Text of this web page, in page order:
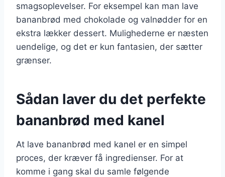
smagsoplevelser. For eksempel kan man lave
bananbrød med chokolade og valnødder for en
ekstra lækker dessert. Mulighederne er næsten
uendelige, og det er kun fantasien, der sætter
grænser.
Sådan laver du det perfekte
bananbrød med kanel
At lave bananbrød med kanel er en simpel
proces, der kræver få ingredienser. For at
komme i gang skal du samle følgende